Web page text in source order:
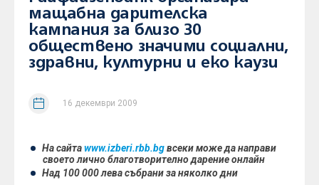
мащабна дарителска
кампания за близо 30
обществено значими социални,
здравни, културни и еко каузи
16 декември 2009
На сайтаwww.izberi.rbb.bgвсеки може да направи
своето лично благотворително дарение онлайн
Над 100 000 лева събрани за няколко дни